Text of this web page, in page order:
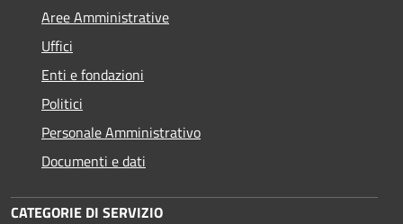
Aree Amministrative
Uffici
Enti e fondazioni
Politici
Personale Amministrativo
Documenti e dati
CATEGORIE DI SERVIZIO